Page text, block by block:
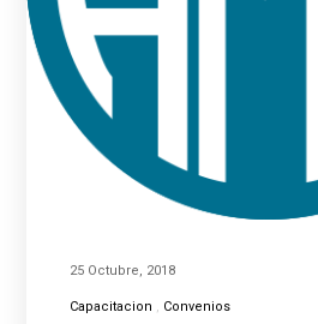
25 Octubre, 2018
Capacitacion Convenios